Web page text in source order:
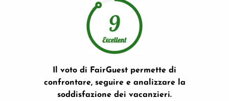
Il voto di FairGuest permette di
confrontare, seguire e analizzare la
soddisfazione dei vacanzieri.